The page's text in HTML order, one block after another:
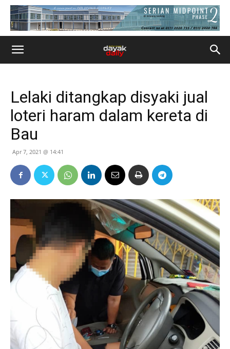
Lelaki ditangkap disyaki jual
loteri haram dalam kereta di
Bau
Apr 7, 2021 @ 14:41